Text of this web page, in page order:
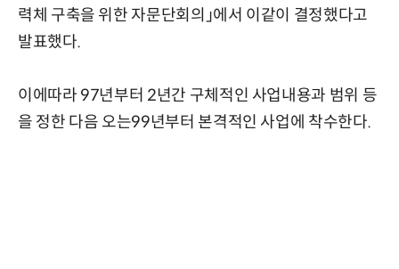
력체 구축을 위한 자문단회의」에서 이같이 결정했다고
발표했다.
이에따라 97년부터 2년간 구체적인 사업내용과 범위 등
을 정한 다음 오는99년부터 본격적인 사업에 착수한다.